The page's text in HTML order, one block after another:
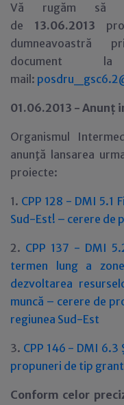
Vă rugăm să
de 13.06.2013
dumneavoastră
mail:
01.06.2013 - Anunţ
Organismul
anunţă lansarea
proiecte:
1. CPP 128 - DMI 5.1
Sud-Est! – cerere de
2. CPP 137 - DMI
termen lung a
dezvoltarea
muncă – cerere de
regiunea Sud-Est
3. CPP 146 - DMI 6.3
propuneri de tip
Conform celor